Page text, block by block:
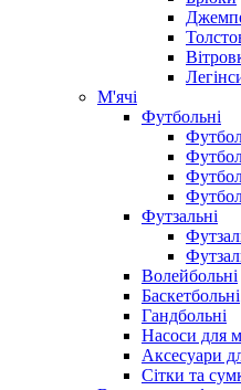
М'ячі
Футбольні
Футзальні
Волейбольні
Баскетбольні
Гандбольні
Насоси для
Аксесуари
Сітки та